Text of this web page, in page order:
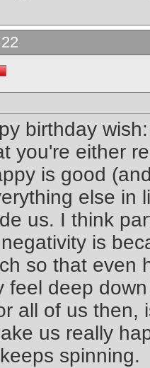
birthday
you're either
is good
else in
us. I think
is
so that even
feel deep
all of us then,
us really
spinning.